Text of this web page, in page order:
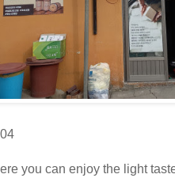
you can enjoy the light